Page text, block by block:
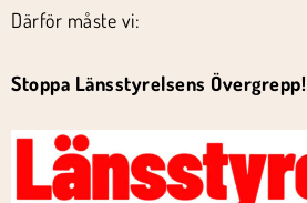
Därför måste vi:
Stoppa Länsstyrelsens Övergrepp!